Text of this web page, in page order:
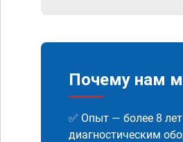
Почему нам
✅ Опыт — более 8
диагностическим